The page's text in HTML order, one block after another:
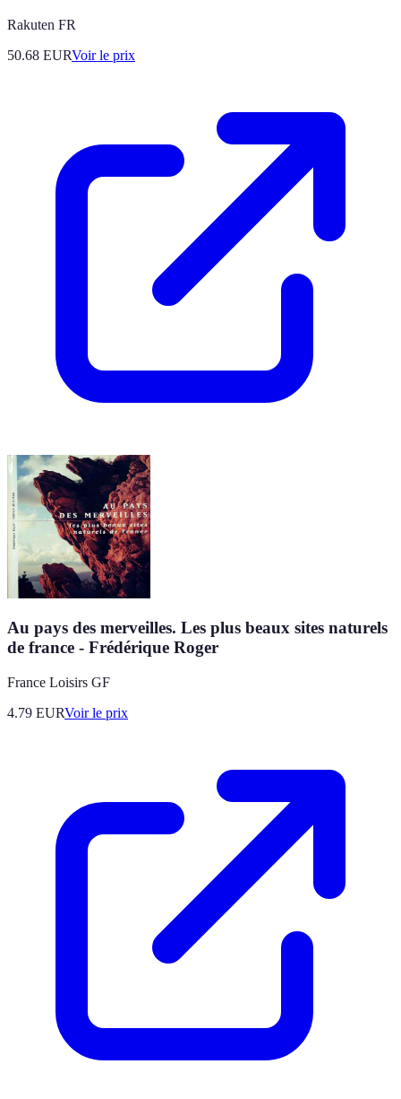
Rakuten FR
50.68 EURVoir le prix
Au pays des merveilles. Les plus beaux sites naturels
de france - Frédérique Roger
France Loisirs GF
4.79 EURVoir le prix